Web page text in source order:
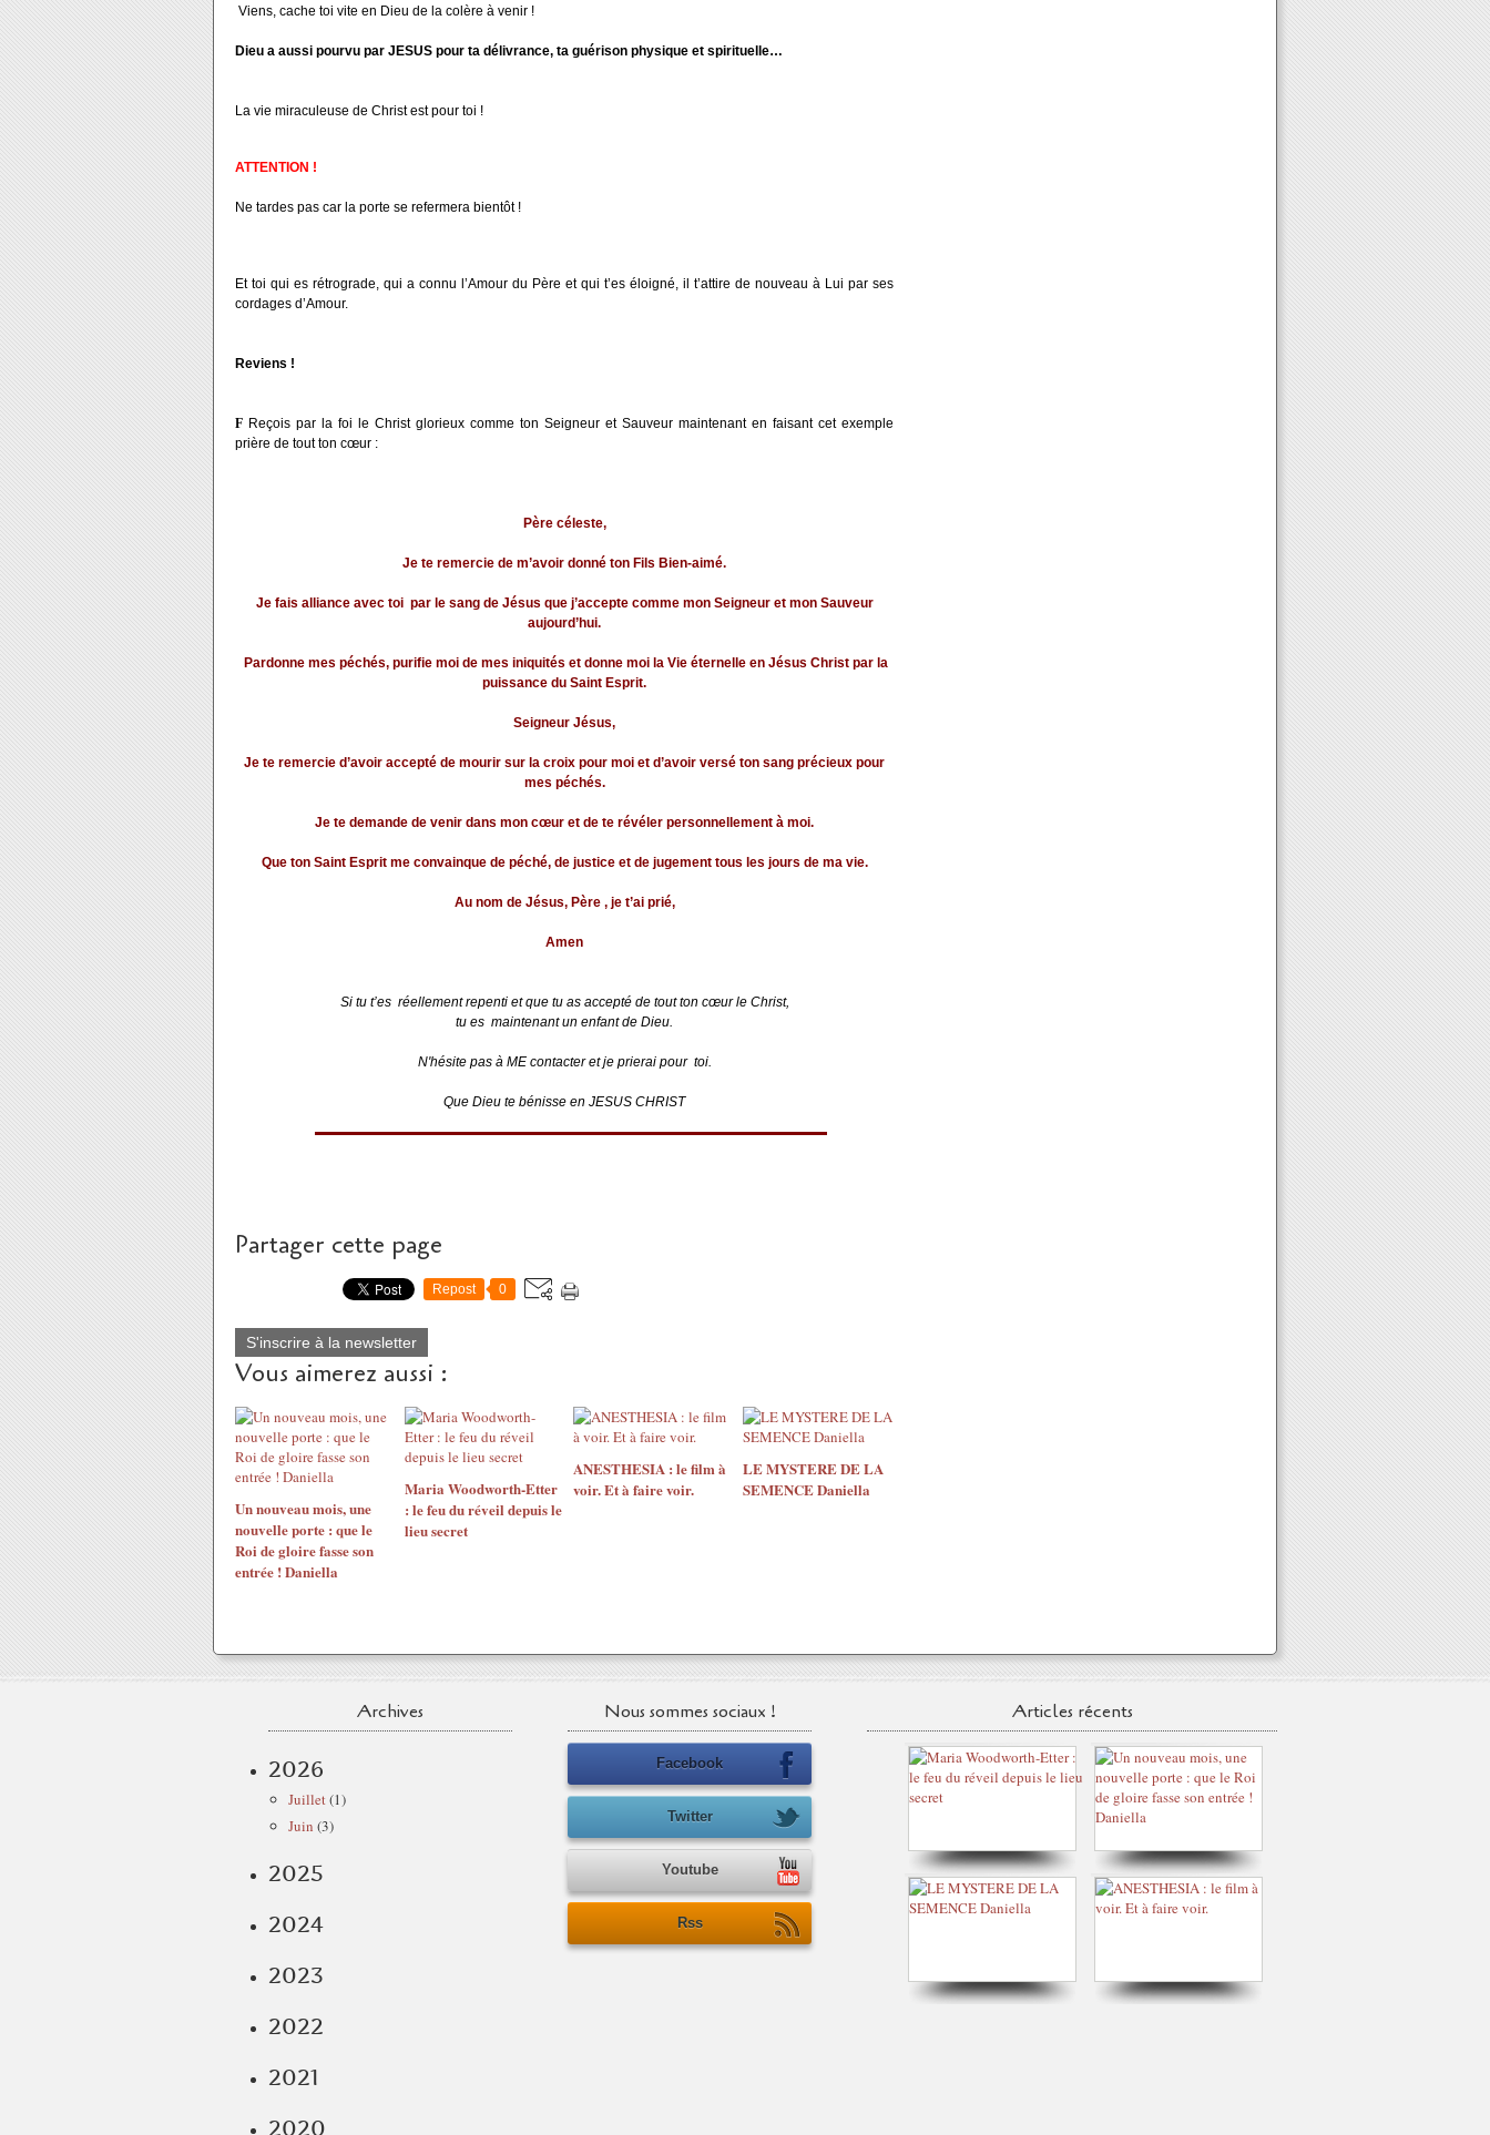
Viens, cache toi vite en Dieu de la colère à venir !
Dieu a aussi pourvu par JESUS pour ta délivrance, ta guérison physique et spirituelle…
La vie miraculeuse de Christ est pour toi !
ATTENTION !
Ne tardes pas car la porte se refermera bientôt !
Et toi qui es rétrograde, qui a connu l’Amour du Père et qui t’es éloigné, il t’attire de nouveau à Lui par ses
cordages d’Amour.
Reviens !
F Reçois par la foi le Christ glorieux comme ton Seigneur et Sauveur maintenant en faisant cet exemple
prière de tout ton cœur :
Père céleste,
Je te remercie de m’avoir donné ton Fils Bien-aimé.
Je fais alliance avec toi par le sang de Jésus que j’accepte comme mon Seigneur et mon Sauveur
aujourd’hui.
Pardonne mes péchés, purifie moi de mes iniquités et donne moi la Vie éternelle en Jésus Christ par la
puissance du Saint Esprit.
Seigneur Jésus,
Je te remercie d’avoir accepté de mourir sur la croix pour moi et d’avoir versé ton sang précieux pour
mes péchés.
Je te demande de venir dans mon cœur et de te révéler personnellement à moi.
Que ton Saint Esprit me convainque de péché, de justice et de jugement tous les jours de ma vie.
Au nom de Jésus, Père , je t’ai prié,
Amen
Si tu t’es réellement repenti et que tu as accepté de tout ton cœur le Christ,
tu es maintenant un enfant de Dieu.
N'hésite pas à ME contacter et je prierai pour toi.
Que Dieu te bénisse en JESUS CHRIST
Partager cette page
Repost 0
S'inscrire à la newsletter
Vous aimerez aussi :
Un nouveau mois, une
nouvelle porte : que le
Roi de gloire fasse son
entrée ! Daniella
Maria Woodworth-Etter
: le feu du réveil depuis le
lieu secret
ANESTHESIA : le film à
voir. Et à faire voir.
LE MYSTERE DE LA
SEMENCE Daniella
Archives
2026
Juillet(1)
Juin (3)
2025
2024
2023
2022
2021
2020
Nous sommes sociaux !
Facebook
Twitter
Youtube
Rss
Articles récents